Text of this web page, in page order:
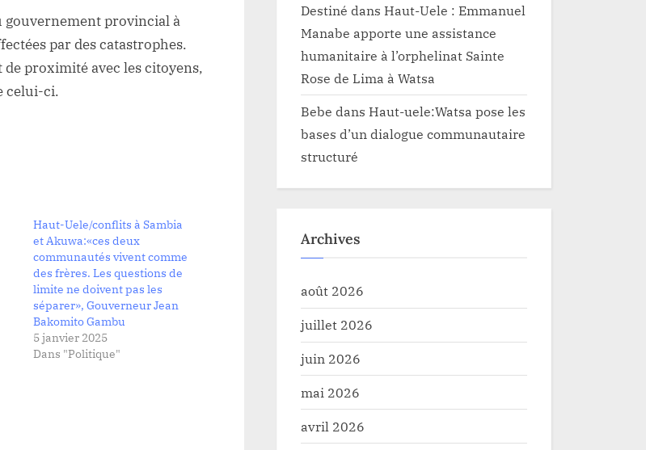
gouvernement provincial à
par des catastrophes.
proximité avec les citoyens,
celui-ci.
Haut-Uele/conflits à Sambia
et Akuwa:«ces deux
communautés vivent comme
des frères. Les questions de
limite ne doivent pas les
séparer», Gouverneur Jean
Bakomito Gambu
5 janvier 2025
Dans "Politique"
Destiné dans Haut-Uele : Emmanuel
Manabe apporte une assistance
humanitaire à l’orphelinat Sainte
Rose de Lima à Watsa
Bebe dans Haut-uele:Watsa pose les
bases d’un dialogue communautaire
structuré
Archives
août 2026
juillet 2026
juin 2026
mai 2026
avril 2026